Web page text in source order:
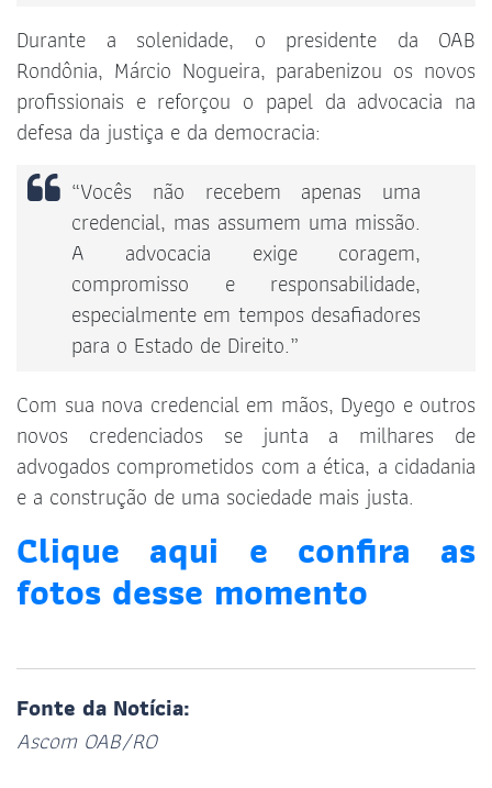
Durante a solenidade, o presidente da OAB
Rondônia, Márcio Nogueira, parabenizou os novos
profissionais e reforçou o papel da advocacia na
defesa da justiça e da democracia:
“Vocês não recebem apenas uma
credencial, mas assumem uma missão.
A advocacia exige coragem,
compromisso e responsabilidade,
especialmente em tempos desafiadores
para o Estado de Direito.”
Com sua nova credencial em mãos, Dyego e outros
novos credenciados se junta a milhares de
advogados comprometidos com a ética, a cidadania
e a construção de uma sociedade mais justa.
Clique aqui e confira as
fotos desse momento
Fonte da Notícia:
Ascom OAB/RO